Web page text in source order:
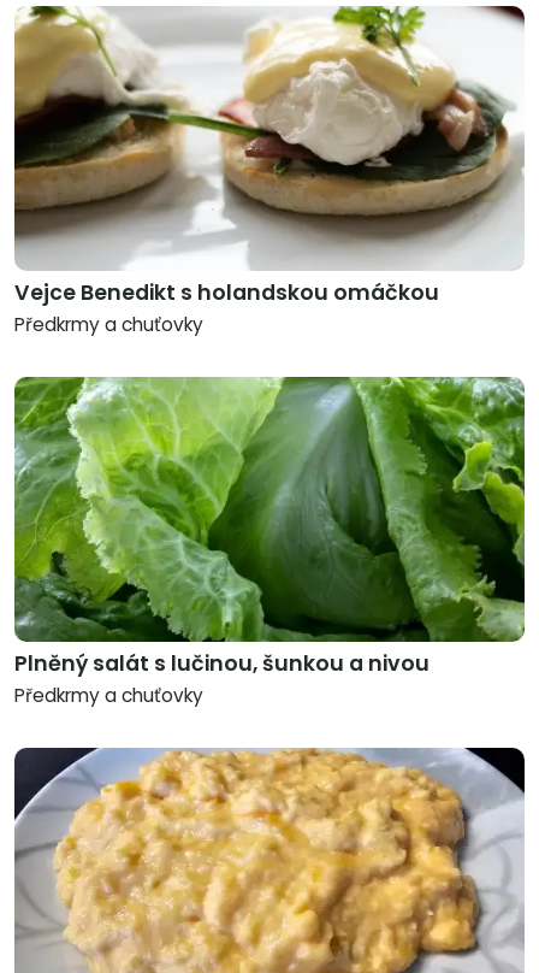
Vejce Benedikt s holandskou omáčkou
Předkrmy a chuťovky
Plněný salát s lučinou, šunkou a nivou
Předkrmy a chuťovky